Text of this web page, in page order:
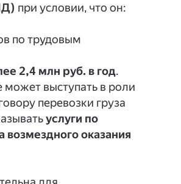
при условии, что он:
по трудовым
2,4 млн руб. в год.
может выступать в роли
перевозки груза
услуги по
возмездного оказания